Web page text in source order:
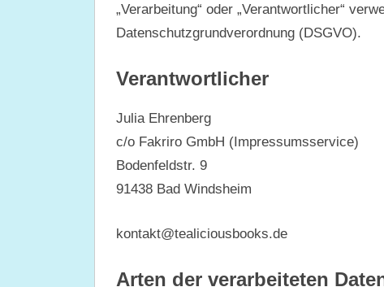
„Verarbeitung“ oder „Verantwortlicher“
Datenschutzgrundverordnung (DSGVO).
Verantwortlicher
Julia Ehrenberg
c/o Fakriro GmbH (Impressumsservice)
Bodenfeldstr. 9
91438 Bad Windsheim
kontakt@tealiciousbooks.de
Arten der verarbeiteten